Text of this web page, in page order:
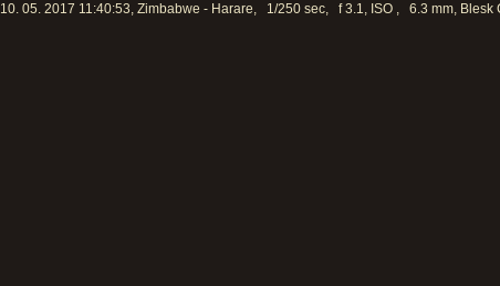
10. 05. 2017 11:40:53, Zimbabwe - Harare, 1/250 sec, f 3.1, ISO , 6.3 mm, Blesk